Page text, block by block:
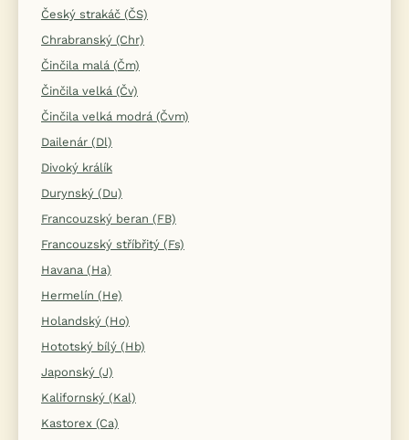
Český strakáč (ČS)
Chrabranský (Chr)
Činčila malá (Čm)
Činčila velká (Čv)
Činčila velká modrá (Čvm)
Dailenár (Dl)
Divoký králík
Durynský (Du)
Francouzský beran (FB)
Francouzský stříbřitý (Fs)
Havana (Ha)
Hermelín (He)
Holandský (Ho)
Hototský bílý (Hb)
Japonský (J)
Kalifornský (Kal)
Kastorex (Ca)